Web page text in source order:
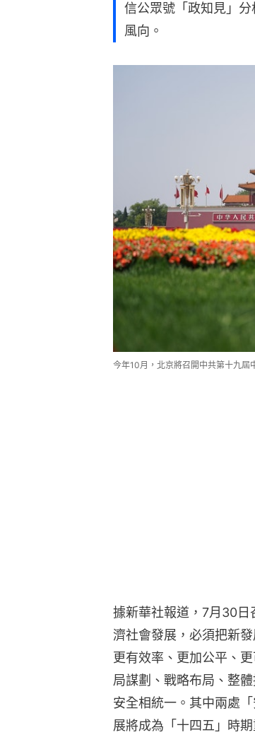
信公眾號「政知見」
風向。
今年10月，北京將召開中共第十九屆
據新華社報道，7月30日
濟社會發展，必須把新
更有效率、更加公平、
局謀劃、戰略布局、整
安全相統一。其中兩處
展將成為「十四五」時期